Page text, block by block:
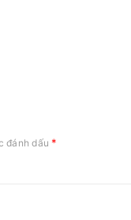
đánh dấu *